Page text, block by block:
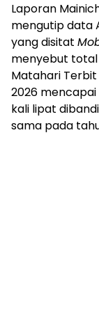
Laporan
mengutip data
yang disitat
menyebut total
Matahari
2026 mencapai
kali lipat
sama pada